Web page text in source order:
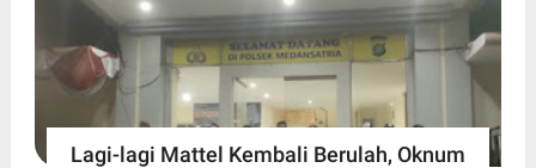
Lagi-lagi Mattel Kembali Berulah, Oknum